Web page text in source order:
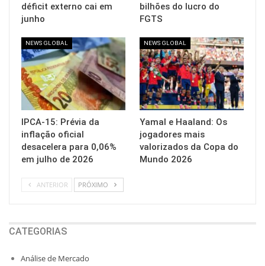
déficit externo cai em
junho
bilhões do lucro do
FGTS
NEWS GLOBAL
IPCA-15: Prévia da
inflação oficial
desacelera para 0,06%
em julho de 2026
NEWS GLOBAL
Yamal e Haaland: Os
jogadores mais
valorizados da Copa do
Mundo 2026
ANTERIOR PRÓXIMO
CATEGORIAS
Análise de Mercado